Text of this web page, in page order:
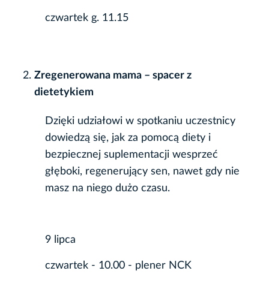
czwartek g. 11.15
Zregenerowana mama – spacer z
dietetykiem
Dzięki udziałowi w spotkaniu uczestnicy
dowiedzą się, jak za pomocą diety i
bezpiecznej suplementacji wesprzeć
głęboki, regenerujący sen, nawet gdy nie
masz na niego dużo czasu.
9 lipca
czwartek - 10.00 - plener NCK